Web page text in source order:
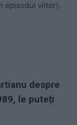
episodul viitor).
despre
le puteți